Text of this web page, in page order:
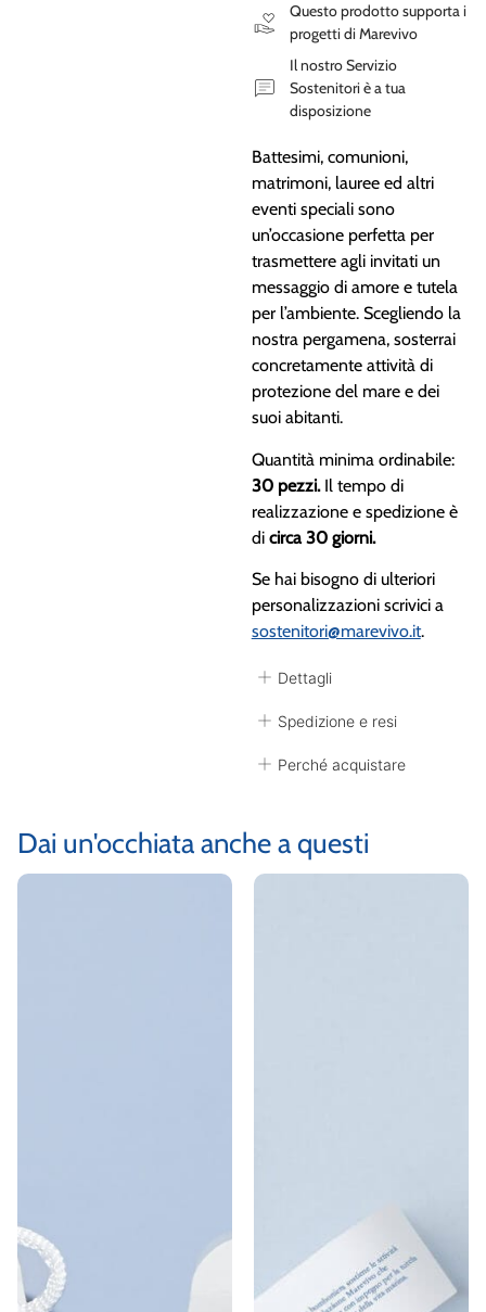
Questo prodotto supporta i
progetti di Marevivo
Il nostro Servizio
Sostenitori è a tua
disposizione
Battesimi, comunioni,
matrimoni, lauree ed altri
eventi speciali sono
un’occasione perfetta per
trasmettere agli invitati un
messaggio di amore e tutela
per l’ambiente. Scegliendo la
nostra pergamena, sosterrai
concretamente attività di
protezione del mare e dei
suoi abitanti.
Quantità minima ordinabile:
30 pezzi. Il tempo di
realizzazione e spedizione è
di circa 30 giorni.
Se hai bisogno di ulteriori
personalizzazioni scrivici a
sostenitori@marevivo.it.
Dettagli
Spedizione e resi
Perché acquistare
Dai un'occhiata anche a questi